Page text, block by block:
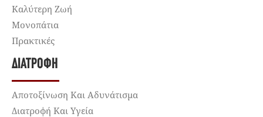
Καλύτερη Ζωή
Μονοπάτια
Πρακτικές
ΔΙΑΤΡΟΦΉ
Αποτοξίνωση Και Αδυνάτισμα
Διατροφή Και Υγεία